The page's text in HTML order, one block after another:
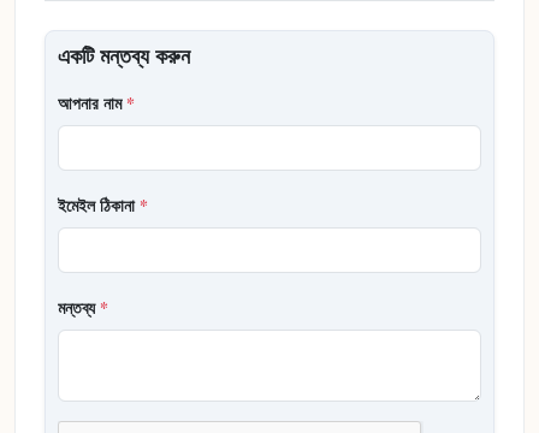
একটি মন্তব্য করুন
আপনার নাম*
ইমেইল ঠিকানা*
মন্তব্য*